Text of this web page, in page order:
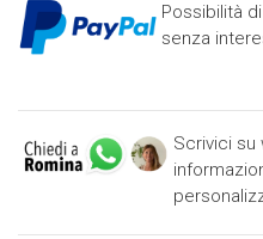
Possibilità
senza
Scrivici su